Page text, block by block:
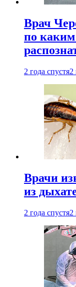
Врач
по
2 года спустя2
Врачи
из
2 года спустя2